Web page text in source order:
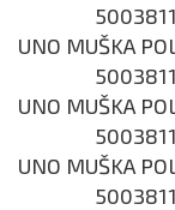
UNO MUŠKA
UNO MUŠKA
UNO MUŠKA